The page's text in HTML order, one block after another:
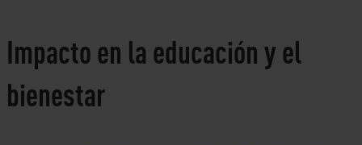
Impacto en la educación y el
bienestar